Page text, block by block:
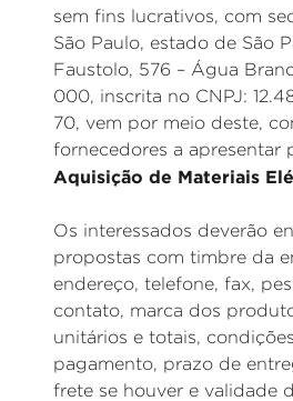
sem fins lucrativos, com
São Paulo, estado de São
Faustolo, 576 – Água
000, inscrita no CNPJ:
70, vem por meio deste,
fornecedores a apresentar
Aquisição de Materiais
Os interessados deverão
propostas com timbre da
endereço, telefone, fax,
contato, marca dos
unitários e totais,
pagamento, prazo de
frete se houver e validade